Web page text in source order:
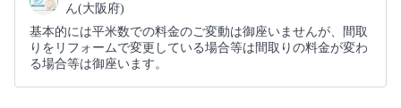
ん(大阪府)
基本的には平米数での料金のご変動は御座いませんが、間取
りをリフォームで変更している場合等は間取りの料金が変わ
る場合等は御座います。